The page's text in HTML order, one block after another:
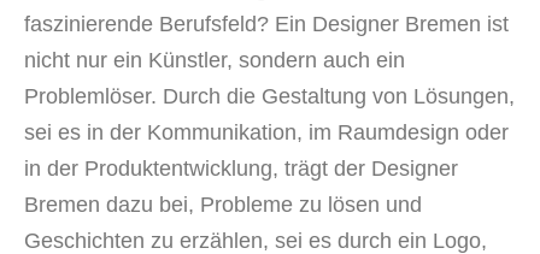
faszinierende Berufsfeld? Ein Designer Bremen ist
nicht nur ein Künstler, sondern auch ein
Problemlöser. Durch die Gestaltung von Lösungen,
sei es in der Kommunikation, im Raumdesign oder
in der Produktentwicklung, trägt der Designer
Bremen dazu bei, Probleme zu lösen und
Geschichten zu erzählen, sei es durch ein Logo,